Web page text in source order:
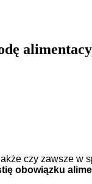
czy zawsze w
obowiązku